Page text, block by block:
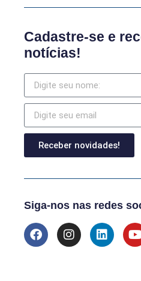
Cadastre-se e
notícias!
Receber novidades!
Siga-nos nas redes